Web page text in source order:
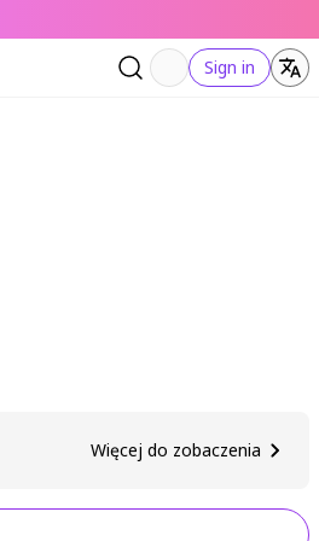
Sign in
Więcej do zobaczenia